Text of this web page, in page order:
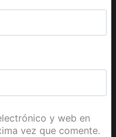
y web en
vez que comente.